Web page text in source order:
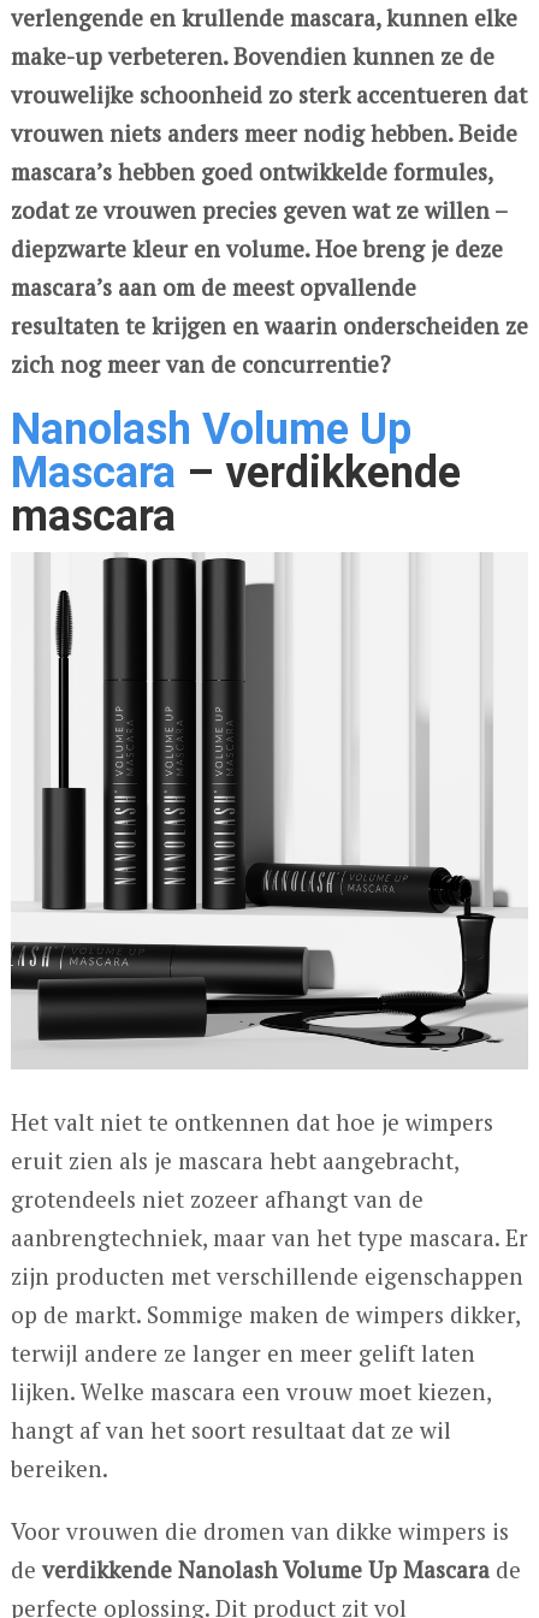
verlengende en krullende mascara, kunnen elke
make-up verbeteren. Bovendien kunnen ze de
vrouwelijke schoonheid zo sterk accentueren dat
vrouwen niets anders meer nodig hebben. Beide
mascara’s hebben goed ontwikkelde formules,
zodat ze vrouwen precies geven wat ze willen –
diepzwarte kleur en volume. Hoe breng je deze
mascara’s aan om de meest opvallende
resultaten te krijgen en waarin onderscheiden ze
zich nog meer van de concurrentie?
Nanolash Volume Up
Mascara – verdikkende
mascara
Het valt niet te ontkennen dat hoe je wimpers
eruit zien als je mascara hebt aangebracht,
grotendeels niet zozeer afhangt van de
aanbrengtechniek, maar van het type mascara. Er
zijn producten met verschillende eigenschappen
op de markt. Sommige maken de wimpers dikker,
terwijl andere ze langer en meer gelift laten
lijken. Welke mascara een vrouw moet kiezen,
hangt af van het soort resultaat dat ze wil
bereiken.
Voor vrouwen die dromen van dikke wimpers is
deverdikkende Nanolash Volume Up Mascarade
perfecte oplossing. Dit product zit vol